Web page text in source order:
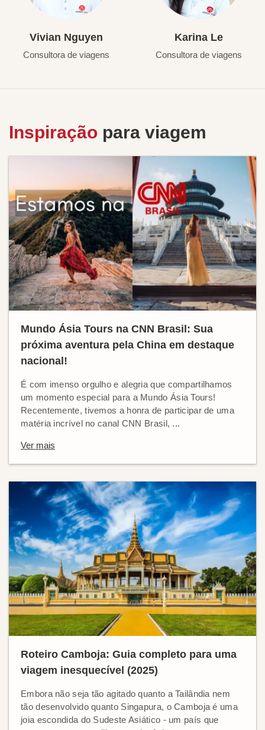
Vivian Nguyen
Consultora de viagens
Karina Le
Consultora de viagens
Inspiração para viagem
Mundo Ásia Tours na CNN Brasil: Sua
próxima aventura pela China em destaque
nacional!
É com imenso orgulho e alegria que compartilhamos
um momento especial para a Mundo Ásia Tours!
Recentemente, tivemos a honra de participar de uma
matéria incrível no canal CNN Brasil, ...
Ver mais
Roteiro Camboja: Guia completo para uma
viagem inesquecível (2025)
Embora não seja tão agitado quanto a Tailândia nem
tão desenvolvido quanto Singapura, o Camboja é uma
joia escondida do Sudeste Asiático - um país que